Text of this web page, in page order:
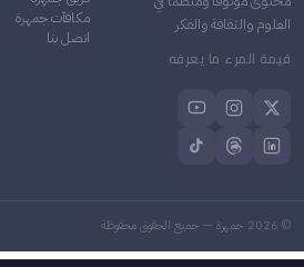
العلوم والثقافة والفكر
قيمة المرء ما يعرفه
مكافآت جمهرة
اتصل بنا
©
2026 جمهرة — جميع الحقوق محفوظة